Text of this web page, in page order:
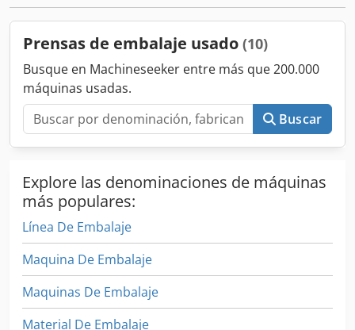
nominal: 8,5 A Encuadernación: cuádruple vertical
940 kg Año 2001-2005
Prensas de embalaje usado (10)
Busque en Machineseeker entre más que 200.000
máquinas usadas.
Buscar
Explore las denominaciones de máquinas
más populares:
Línea De Embalaje
Maquina De Embalaje
Maquinas De Embalaje
Material De Embalaje